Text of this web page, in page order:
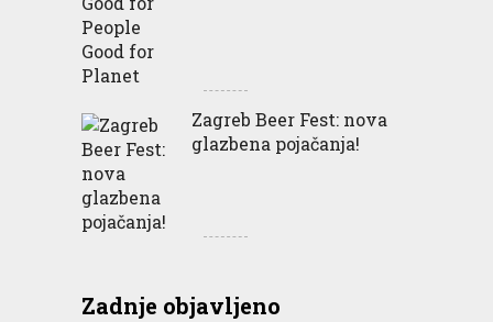
Zagreb Beer Fest: nova
glazbena pojačanja!
Zadnje objavljeno